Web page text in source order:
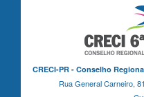
CRECI-PR - Conselho
Rua General Carneiro,